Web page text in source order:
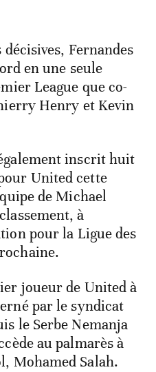
décisives, Fernandes
en une seule
League que co-
Henry et Kevin
inscrit huit
United cette
de Michael
à
pour la Ligue des
joueur de United à
par le syndicat
le Serbe Nemanja
au palmarès à
Mohamed Salah.